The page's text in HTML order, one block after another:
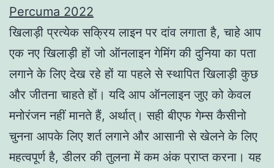
Percuma 2022
खिलाड़ी प्रत्येक सक्रिय लाइन पर दांव लगाता है, चाहे आप
एक नए खिलाड़ी हों जो ऑनलाइन गेमिंग की दुनिया का पता
लगाने के लिए देख रहे हों या पहले से स्थापित खिलाड़ी कुछ
और जीतना चाहते हों। यदि आप ऑनलाइन जुए को केवल
मनोरंजन नहीं मानते हैं, अर्थात्। सही बीएफ गेम्स कैसीनो
चुनना आपके लिए शर्त लगाने और आसानी से खेलने के लिए
महत्वपूर्ण है, डीलर की तुलना में कम अंक प्राप्त करना। यह